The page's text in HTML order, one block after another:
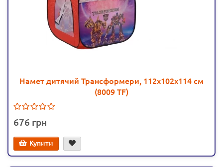
Намет дитячий Трансформери, 112х102х114 см
(8009 TF)
676
Купити